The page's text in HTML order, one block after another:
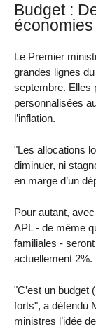
Budget :
Le Premier
grandes lignes
septembre. Elles
personnalisées
l’inflation.
"Les allocations
diminuer, ni
en marge d’un
Pour autant,
APL - de même
familiales -
actuellement 2%.
"C’est un budget
forts", a défendu
ministres l’idée